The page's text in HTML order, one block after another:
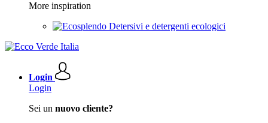
More inspiration
Detersivi e detergenti ecologici
Login
Login
Sei un nuovo cliente?